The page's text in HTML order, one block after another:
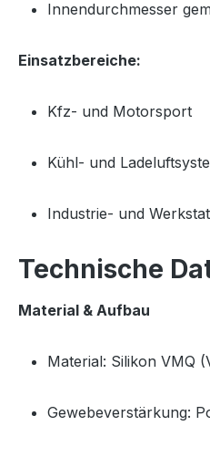
Innendurchmesser
Einsatzbereiche:
Kfz- und Motorsport
Kühl- und
Industrie- und
Technische
Material & Aufbau
Material: Silikon VMQ
Gewebeverstärkung: